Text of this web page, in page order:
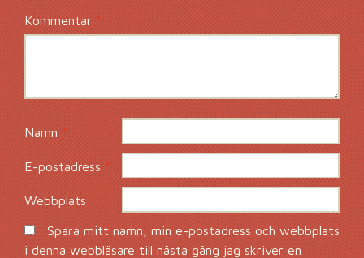
Kommentar*
Namn*
E-postadress*
Webbplats
Spara mitt namn, min e-postadress och webbplats
i denna webbläsare till nästa gång jag skriver en